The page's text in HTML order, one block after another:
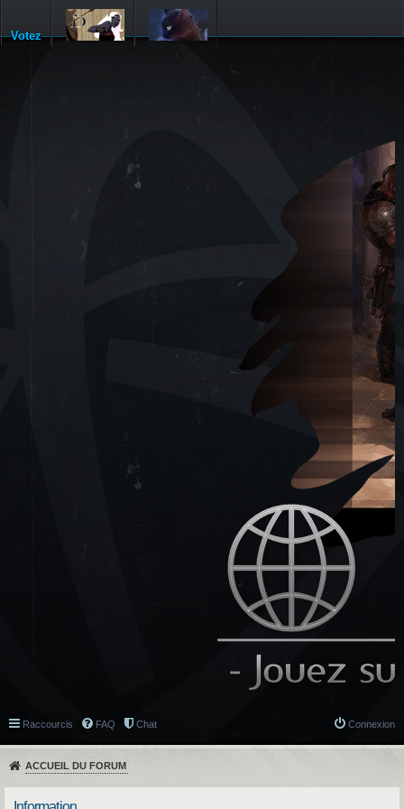
Votez
Raccourcis FAQ Chat Connexion
ACCUEIL DU FORUM